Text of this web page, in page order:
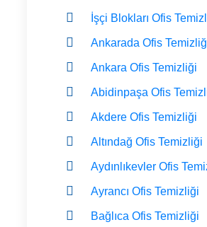
İşçi Blokları Ofis
Ankarada Ofis
Ankara Ofis Temizliği
Abidinpaşa Ofis
Akdere Ofis Temizliği
Altındağ Ofis Temizliği
Aydınlıkevler Ofis
Ayrancı Ofis Temizliği
Bağlıca Ofis Temizliği